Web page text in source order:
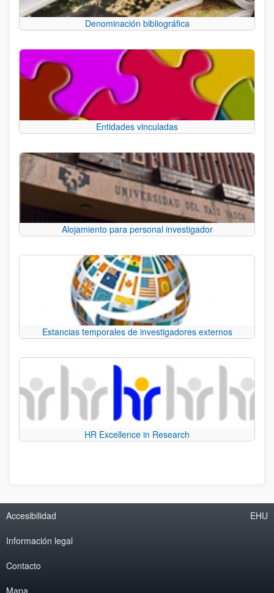
Denominación bibliográfica
Entidades vinculadas
Alojamiento para personal investigador
Estancias temporales de investigadores externos
HR Excellence in Research
Accesibilidad
Información legal
Contacto
EHU